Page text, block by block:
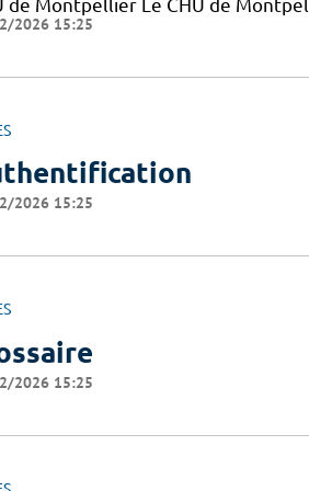
de Montpellier Le CHU de
2026 15:25
2026 15:25
2026 15:25